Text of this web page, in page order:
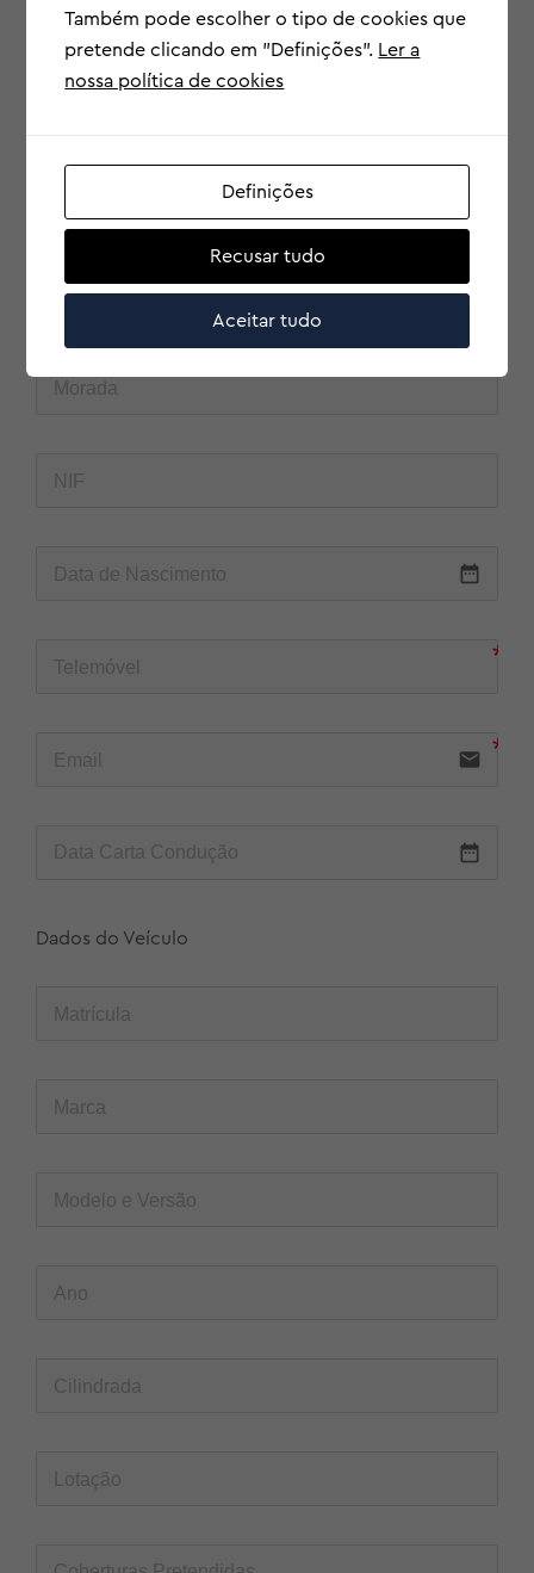
passageiros
Solicite a sua simulação
Temos o preço mais baixo
Dados do(a) Tomador(a) de Seguro
date_range
email
date_range
Dados do Veículo
Também pode escolher o tipo de cookies que
pretende clicando em "Definições". Ler a
nossa política de cookies
Definições
Recusar tudo
Aceitar tudo